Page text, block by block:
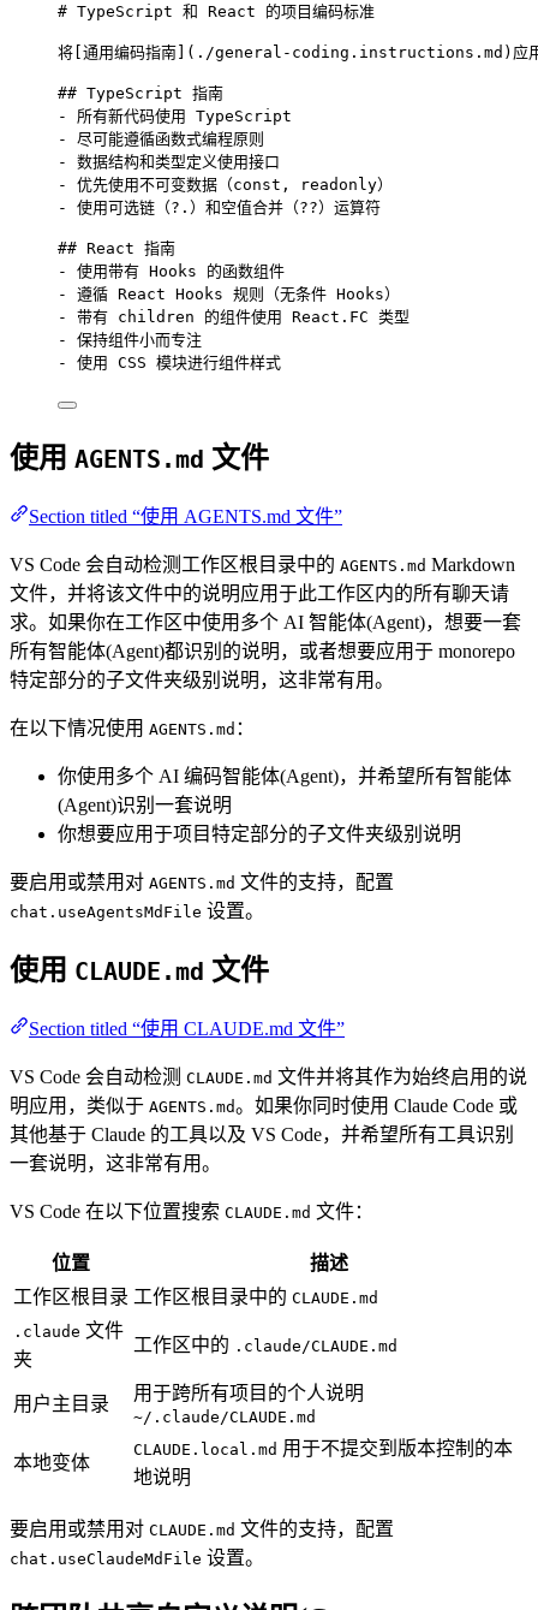
# TypeScript 和 React 的项目编码标准
将[ 通用编码指南 ( ./general-coding.instructions.md ) 应
## TypeScript 指南
-
所有新代码使用 TypeScript
-
尽可能遵循函数式编程原则
-
数据结构和类型定义使用接口
-
优先使用不可变数据（const, readonly）
-
使用可选链（?.）和空值合并（??）运算符
## React 指南
-
使用带有 Hooks 的函数组件
-
遵循 React Hooks 规则（无条件 Hooks）
-
带有 children 的组件使用 React.FC 类型
-
保持组件小而专注
-
使用 CSS 模块进行组件样式
使用 AGENTS.md 文件
Section titled “使用 AGENTS.md 文件”
VS Code 会自动检测工作区根目录中的 AGENTS.md Markdown
文件，并将该文件中的说明应用于此工作区内的所有聊天请
求。如果你在工作区中使用多个 AI 智能体(Agent)，想要一套
所有智能体(Agent)都识别的说明，或者想要应用于 monorepo
特定部分的子文件夹级别说明，这非常有用。
在以下情况使用 AGENTS.md ：
你使用多个 AI 编码智能体(Agent)，并希望所有智能体
(Agent)识别一套说明
你想要应用于项目特定部分的子文件夹级别说明
要启用或禁用对 AGENTS.md 文件的支持，配置
chat.useAgentsMdFile 设置。
使用 CLAUDE.md 文件
Section titled “使用 CLAUDE.md 文件”
VS Code 会自动检测 CLAUDE.md 文件并将其作为始终启用的说
明应用，类似于 AGENTS.md。如果你同时使用 Claude Code 或
其他基于 Claude 的工具以及 VS Code，并希望所有工具识别
一套说明，这非常有用。
VS Code 在以下位置搜索 CLAUDE.md 文件：
位置
描述
工作区根目录 工作区根目录中的 CLAUDE.md
.claude 文件
夹
工作区中的 .claude/CLAUDE.md
用户主目录
用于跨所有项目的个人说明
~/.claude/CLAUDE.md
本地变体
CLAUDE.local.md 用于不提交到版本控制的本
地说明
要启用或禁用对 CLAUDE.md 文件的支持，配置
chat.useClaudeMdFile 设置。